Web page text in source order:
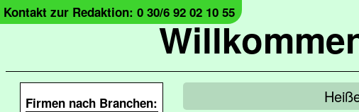
Kontakt zur Redaktion: 0 30/6 92 02 10 55
Firmen nach Branchen: